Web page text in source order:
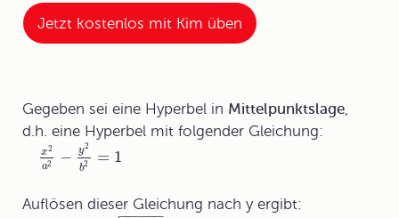
Jetzt kostenlos mit Kim üben
Gegeben sei eine Hyperbel in Mittelpunktslage,
d.h. eine Hyperbel mit folgender Gleichung:
x2
a2 − y2
b2 = 1
Auflösen dieser Gleichung nach y ergibt: